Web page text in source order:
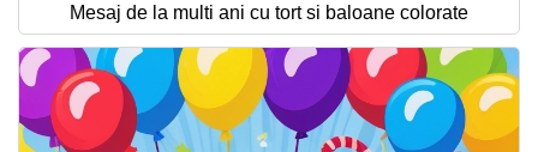
Mesaj de la multi ani cu tort si baloane colorate